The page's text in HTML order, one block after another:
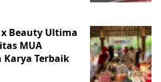
Beauty Ultima
MUA
Terbaik